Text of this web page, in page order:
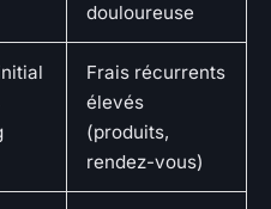
douloureuse
Frais récurrents
élevés
(produits,
rendez-vous)